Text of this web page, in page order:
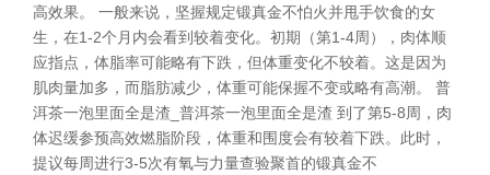
高效果。 一般来说，坚握规定锻真金不怕火并甩手饮食的女
生，在1-2个月内会看到较着变化。初期（第1-4周），肉体顺
应指点，体脂率可能略有下跌，但体重变化不较着。这是因为
肌肉量加多，而脂肪减少，体重可能保握不变或略有高潮。 普
洱茶一泡里面全是渣_普洱茶一泡里面全是渣 到了第5-8周，肉
体迟缓参预高效燃脂阶段，体重和围度会有较着下跌。此时，
提议每周进行3-5次有氧与力量查验聚首的锻真金不